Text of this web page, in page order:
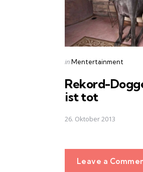
Posted
inMentertainment
Rekord-
ist tot
26. Oktober 2013
Leave a